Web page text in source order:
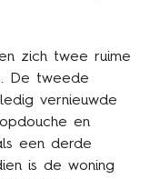
zich twee ruime
De tweede
vernieuwde
en
een derde
is de woning